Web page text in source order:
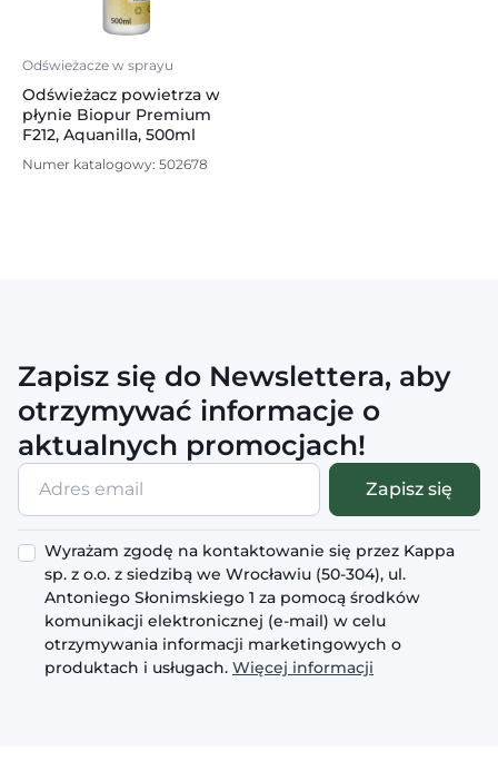
Odświeżacze w sprayu
Odświeżacz powietrza w
płynie Biopur Premium
F212, Aquanilla, 500ml
Numer katalogowy: 502678
Zapisz się do Newslettera, aby
otrzymywać informacje o
aktualnych promocjach!
Adres
email
Zapisz się
Wyrażam zgodę na kontaktowanie się przez Kappa
sp. z o.o. z siedzibą we Wrocławiu (50-304), ul.
Antoniego Słonimskiego 1 za pomocą środków
komunikacji elektronicznej (e-mail) w celu
otrzymywania informacji marketingowych o
produktach i usługach. Więcej informacji